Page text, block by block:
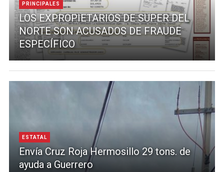
PRINCIPALES
LOS EXPROPIETARIOS DE SUPER DEL
NORTE SON ACUSADOS DE FRAUDE
ESPECÍFICO
ESTATAL
Envía Cruz Roja Hermosillo 29 tons. de
ayuda a Guerrero